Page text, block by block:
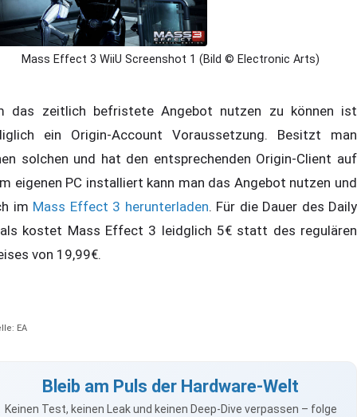
Mass Effect 3 WiiU Screenshot 1 (Bild © Electronic Arts)
das zeitlich befristete Angebot nutzen zu können ist
ein Origin-Account Voraussetzung. Besitzt man
solchen und hat den entsprechenden Origin-Client auf
eigenen PC installiert kann man das Angebot nutzen und
im Mass Effect 3 herunterladen. Für die Dauer des Daily
kostet Mass Effect 3 leidglich 5€ statt des regulären
von 19,99€.
EA
Bleib am Puls der Hardware-Welt
Keinen Test, keinen Leak und keinen Deep-Dive verpassen – folge